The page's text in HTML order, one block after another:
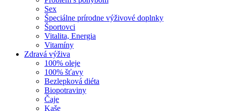
Sex
Špeciálne prírodne výživové doplnky
Športovci
Vitalita, Energia
Vitamíny
Zdravá výživa
100% oleje
100% šťavy
Bezlepková diéta
Biopotraviny
Čaje
Kaše